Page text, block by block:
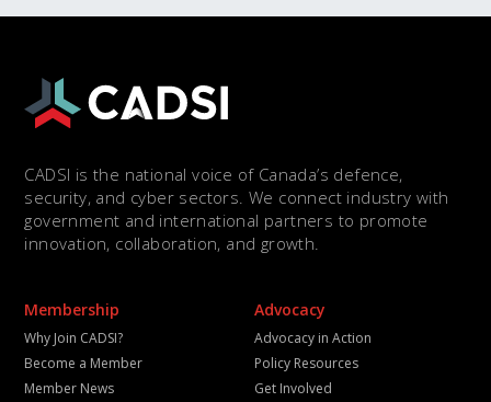
CADSI is the national voice of Canada’s defence,
security, and cyber sectors. We connect industry with
government and international partners to promote
innovation, collaboration, and growth.
Membership
Why Join CADSI?
Become a Member
Member News
Advocacy
Advocacy in Action
Policy Resources
Get Involved